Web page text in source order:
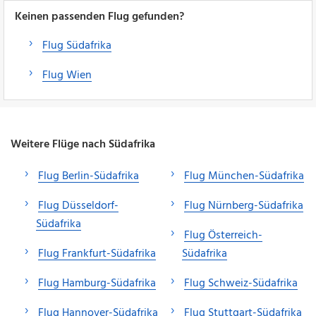
Keinen passenden Flug gefunden?
Flug Südafrika
Flug Wien
Weitere Flüge nach Südafrika
Flug Berlin-Südafrika
Flug Düsseldorf-
Südafrika
Flug Frankfurt-Südafrika
Flug Hamburg-Südafrika
Flug München-Südafrika
Flug Nürnberg-Südafrika
Flug Österreich-
Südafrika
Flug Schweiz-Südafrika